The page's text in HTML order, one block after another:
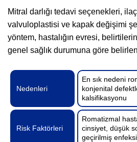
Mitral darlığı tedavi seçenekleri,
valvuloplastisi ve kapak değişimi
yöntem, hastalığın evresi,
genel sağlık durumuna göre
Nedenleri
En sık nedeni
konjenital
kalsifikasyonu
Risk Faktörleri
Romatizmal
cinsiyet, düşük
geçirilmiş